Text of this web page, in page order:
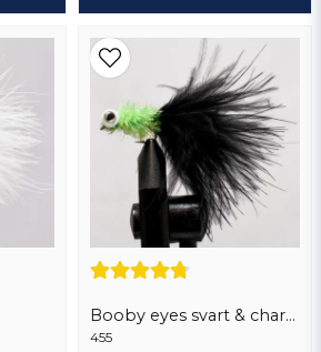
Booby eyes svart & chartreuse
455